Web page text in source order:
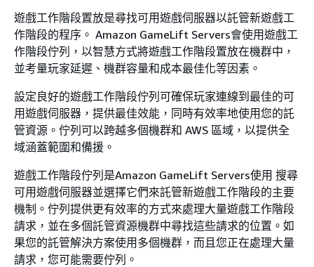
遊戲工作階段置放是尋找可用遊戲伺服器以託管新遊戲工
作階段的程序。 Amazon GameLift Servers會使用遊戲工
作階段佇列，以智慧方式將遊戲工作階段置放在機群中，
並考量玩家延遲、機群容量和成本最佳化等因素。
設定良好的遊戲工作階段佇列可確保玩家連線到最佳的可
用遊戲伺服器，提供最佳效能，同時有效率地使用您的託
管資源。佇列可以跨越多個機群和 AWS 區域，以提供全
域涵蓋範圍和備援。
遊戲工作階段佇列是Amazon GameLift Servers使用 搜尋
可用遊戲伺服器並選擇它們來託管新遊戲工作階段的主要
機制。佇列提供更有效率的方式來處理大量遊戲工作階段
請求，並在多個託管資源機群中尋找這些請求的位置。如
果您的託管解決方案使用多個機群，而且您正在處理大量
請求，您可能需要佇列。